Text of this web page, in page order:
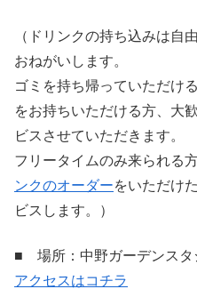
（ドリンクの持ち込みは自
おねがいします。
ゴミを持ち帰っていただけ
をお持ちいただける方、大
ビスさせていただきます。
フリータイムのみ来られる
ンクのオーダーをいただけ
ビスします。）
■ 場所：中野ガーデンスタ
アクセスはコチラ